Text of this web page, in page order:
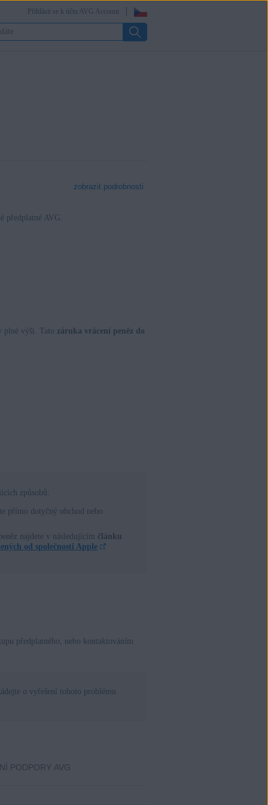
Přihlásit se k účtu AVG Account
zobrazit podrobnosti
předplatné AVG.
plné výši. Tato záruka vrácení peněz do
způsobů:
přímo dotyčný obchod nebo
najdete v následujícím článku
od společnosti Apple
předplatného, nebo kontaktováním
o vyřešení tohoto problému
PODPORY AVG